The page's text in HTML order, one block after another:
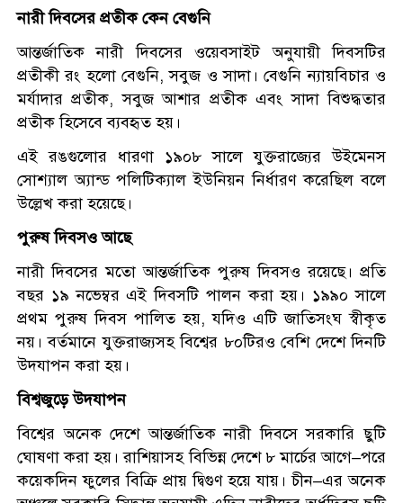
নারী দিবসের প্রতীক কেন বেগুনি
আন্তর্জাতিক নারী দিবসের ওয়েবসাইট অনুযায়ী দিবসটির
প্রতীকী রং হলো বেগুনি, সবুজ ও সাদা। বেগুনি ন্যায়বিচার ও
মর্যাদার প্রতীক, সবুজ আশার প্রতীক এবং সাদা বিশুদ্ধতার
প্রতীক হিসেবে ব্যবহৃত হয়।
এই রঙগুলোর ধারণা ১৯০৮ সালে যুক্তরাজ্যের উইমেনস
সোশ্যাল অ্যান্ড পলিটিক্যাল ইউনিয়ন নির্ধারণ করেছিল বলে
উল্লেখ করা হয়েছে।
পুরুষ দিবসও আছে
নারী দিবসের মতো আন্তর্জাতিক পুরুষ দিবসও রয়েছে। প্রতি
বছর ১৯ নভেম্বর এই দিবসটি পালন করা হয়। ১৯৯০ সালে
প্রথম পুরুষ দিবস পালিত হয়, যদিও এটি জাতিসংঘ স্বীকৃত
নয়। বর্তমানে যুক্তরাজ্যসহ বিশ্বের ৮০টিরও বেশি দেশে দিনটি
উদযাপন করা হয়।
বিশ্বজুড়ে উদযাপন
বিশ্বের অনেক দেশে আন্তর্জাতিক নারী দিবসে সরকারি ছুটি
ঘোষণা করা হয়। রাশিয়াসহ বিভিন্ন দেশে ৮ মার্চের আগে–পরে
কয়েকদিন ফুলের বিক্রি প্রায় দ্বিগুণ হয়ে যায়। চীন–এর অনেক